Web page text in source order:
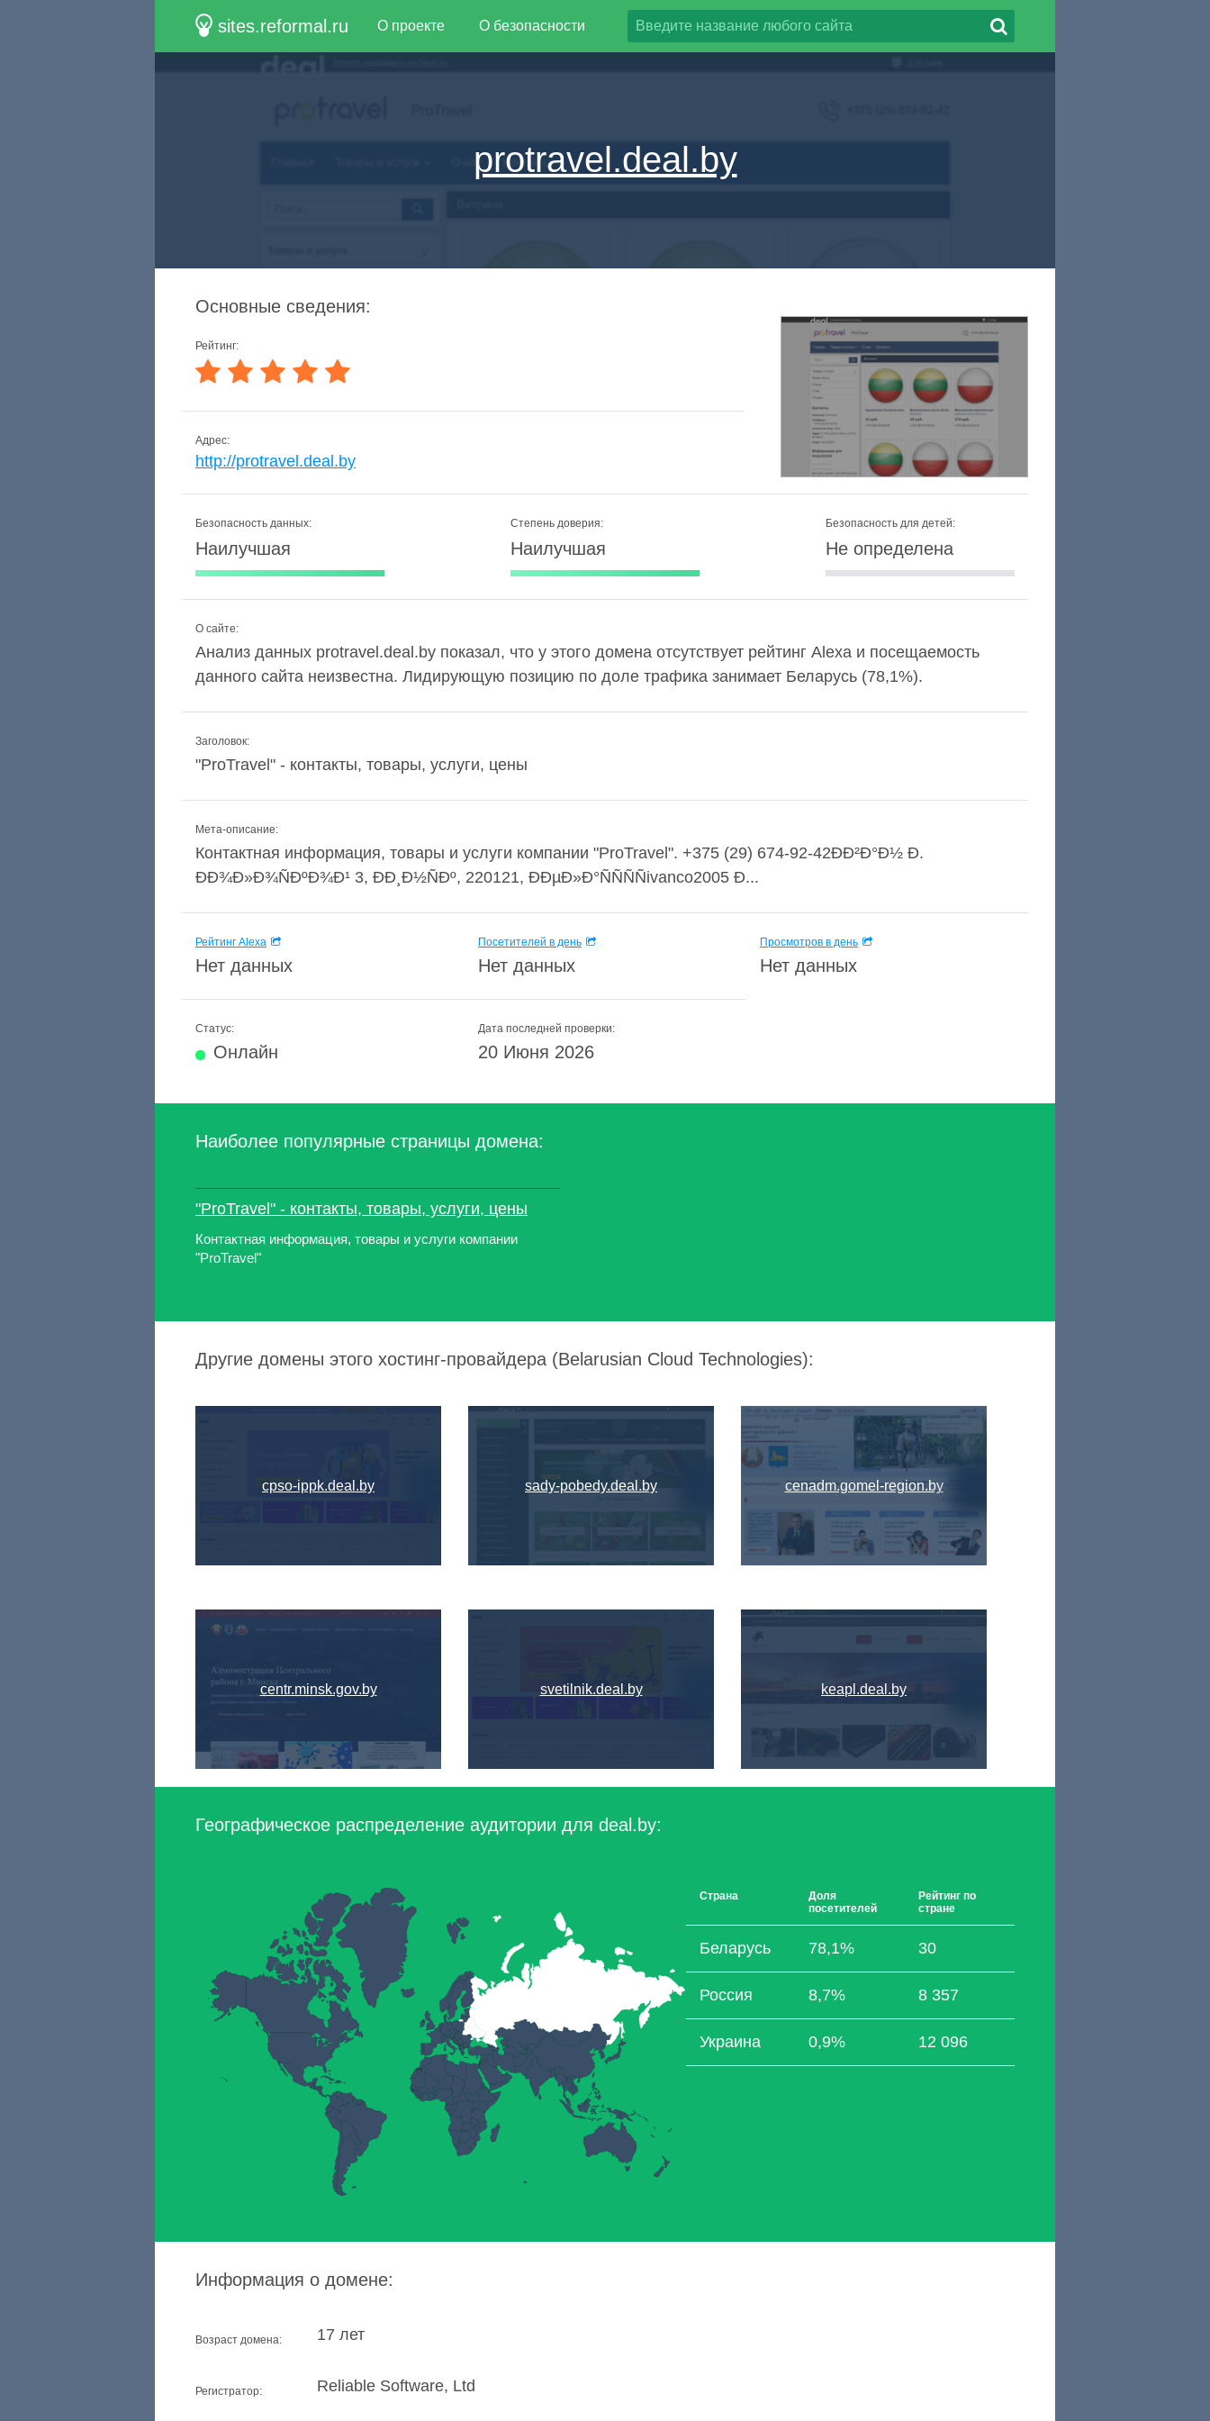
sites.reformal.ru О проекте О безопасности
protravel.deal.by
Основные сведения:
Рейтинг:
Адрес:
http://protravel.deal.by
Безопасность данных:
Наилучшая
Степень доверия:
Наилучшая
Безопасность для детей:
Не определена
О сайте:
Анализ данных protravel.deal.by показал, что у этого домена отсутствует рейтинг Alexa и посещаемость
данного сайта неизвестна. Лидирующую позицию по доле трафика занимает Беларусь (78,1%).
Заголовок:
"ProTravel" - контакты, товары, услуги, цены
Мета-описание:
Контактная информация, товары и услуги компании "ProTravel". +375 (29) 674-92-42ÐÐ²Ð°Ð½ Ð.
ÐÐ¾Ð»Ð¾ÑÐºÐ¾Ð¹ 3, ÐÐ¸Ð½ÑÐº, 220121, ÐÐµÐ»Ð°ÑÑÑÑivanco2005 Ð...
Рейтинг Alexa
Нет данных
Посетителей в день
Нет данных
Просмотров в день
Нет данных
Статус:
Онлайн
Дата последней проверки:
20 Июня 2026
Наиболее популярные страницы домена:
"ProTravel" - контакты, товары, услуги, цены
Контактная информация, товары и услуги компании
"ProTravel"
Другие домены этого хостинг-провайдера (Belarusian Cloud Technologies):
cpso-ippk.deal.by
centr.minsk.gov.by
sady-pobedy.deal.by
svetilnik.deal.by
cenadm.gomel-region.by
keapl.deal.by
Географическое распределение аудитории для deal.by:
Страна
Доля
посетителей
Рейтинг по
стране
Беларусь 78,1% 30
Россия 8,7% 8 357
Украина 0,9% 12 096
Информация о домене:
Возраст домена: 17 лет
Регистратор: Reliable Software, Ltd